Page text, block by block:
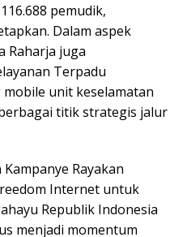
pemudik,
Dalam aspek
Raharja juga
Terpadu
unit keselamatan
titik strategis jalur
Kampanye Rayakan
Internet untuk
Republik Indonesia
menjadi momentum